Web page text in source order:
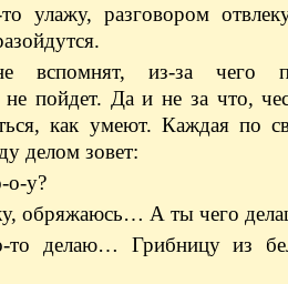
улажу, разговором
вспомнят, из-за чего
пойдет. Да и не за что,
как умеют. Каждая по
делом зовет:
у?
обряжаюсь… А ты чего
делаю… Грибницу из